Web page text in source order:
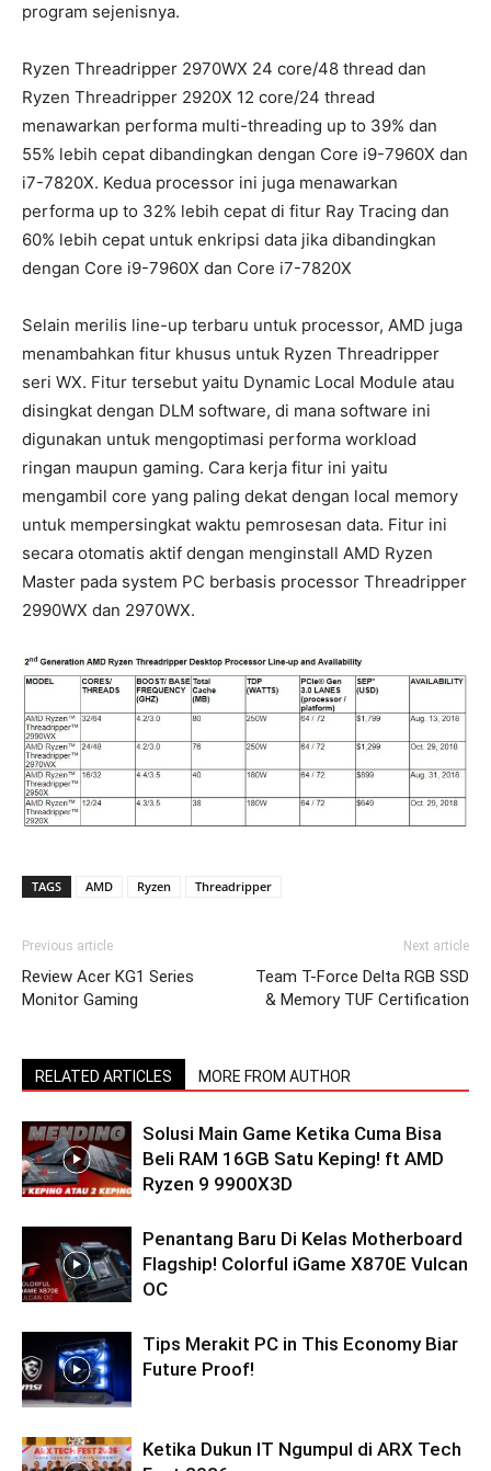
program sejenisnya.
Ryzen Threadripper 2970WX 24 core/48 thread dan
Ryzen Threadripper 2920X 12 core/24 thread
menawarkan performa multi-threading up to 39% dan
55% lebih cepat dibandingkan dengan Core i9-7960X dan
i7-7820X. Kedua processor ini juga menawarkan
performa up to 32% lebih cepat di fitur Ray Tracing dan
60% lebih cepat untuk enkripsi data jika dibandingkan
dengan Core i9-7960X dan Core i7-7820X
Selain merilis line-up terbaru untuk processor, AMD juga
menambahkan fitur khusus untuk Ryzen Threadripper
seri WX. Fitur tersebut yaitu Dynamic Local Module atau
disingkat dengan DLM software, di mana software ini
digunakan untuk mengoptimasi performa workload
ringan maupun gaming. Cara kerja fitur ini yaitu
mengambil core yang paling dekat dengan local memory
untuk mempersingkat waktu pemrosesan data. Fitur ini
secara otomatis aktif dengan menginstall AMD Ryzen
Master pada system PC berbasis processor Threadripper
2990WX dan 2970WX.
TAGS AMD Ryzen Threadripper
Previous article
Review Acer KG1 Series
Monitor Gaming
Next article
Team T-Force Delta RGB SSD
& Memory TUF Certification
RELATED ARTICLES MORE FROM AUTHOR
Solusi Main Game Ketika Cuma Bisa
Beli RAM 16GB Satu Keping! ft AMD
Ryzen 9 9900X3D
Penantang Baru Di Kelas Motherboard
Flagship! Colorful iGame X870E Vulcan
OC
Tips Merakit PC in This Economy Biar
Future Proof!
Ketika Dukun IT Ngumpul di ARX Tech